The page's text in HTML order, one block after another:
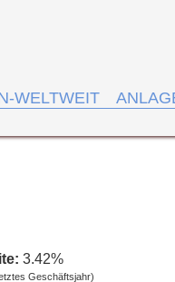
WELTWEIT
3.42%
Geschäftsjahr)